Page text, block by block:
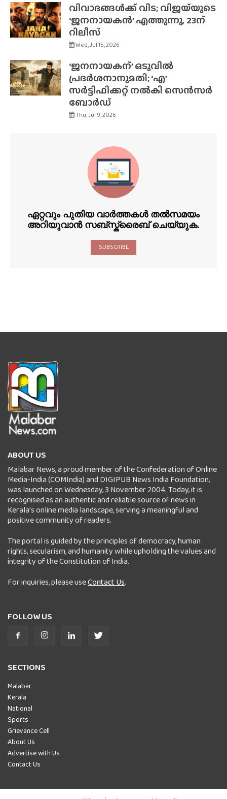
വിവാദങ്ങൾക്ക് വിട; വിജയ്‌യുടെ
‘ജനനായകൻ’ എത്തുന്നു, 23ന്
റിലീസ്
Wed, Jul 15, 2026
‘ജനനായകന്’ ഒടുവിൽ
പ്രദർശനാനുമതി; ‘എ’
സർട്ടിഫിക്കറ്റ് നൽകി സെൻസർ
ബോർഡ്
Thu, Jul 9, 2026
ഏറ്റവും പുതിയ വാർത്തകൾ തൽസമയം
അറിയുവാൻ സബ്സ്ക്രൈബ് ചെയ്യുക.
SUBSCRIBE
ABOUT US
Malabar News, a proud member of the Confederation of Online
Media-India (COMIndia) and DIGIPUB News India Foundation,
was launched on Wednesday, 3 November 2004. Today, it is
recognised as an authentic and reliable source of news in
Kerala’s online media landscape, serving a meaningful and
positive community of readers.
The portal is guided by the principles of democracy, human
rights, secularism, and humanity while upholding the values and
integrity of the Constitution of India.
For inquiries, please useContact Us.
FOLLOW US
SECTIONS
Malabar
Kerala
National
Sports
Grievance Cell
About Us
Advertise with Us
Contact Us